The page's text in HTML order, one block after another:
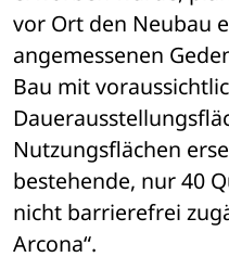
vor Ort den Neubau
angemessenen
Bau mit
Nutzungsflächen
bestehende, nur 40
nicht barrierefrei
Arcona“.